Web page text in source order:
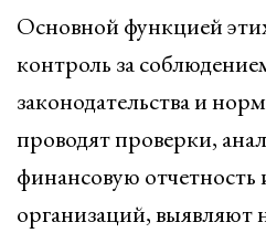
Основной функцией
контроль за
законодательства и
проводят проверки,
финансовую отчетность
организаций, выявляют